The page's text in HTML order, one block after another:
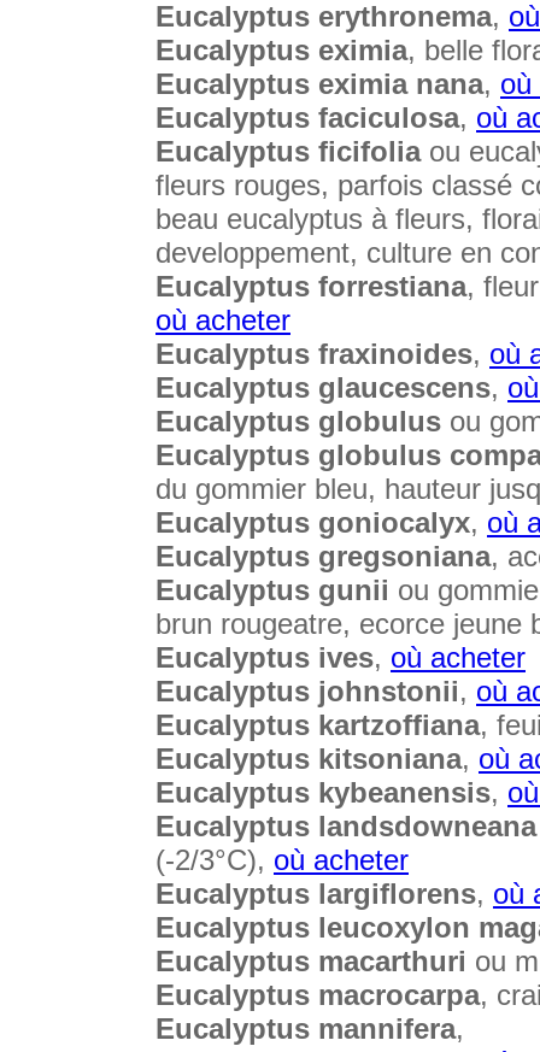
Eucalyptus erythronema,
Eucalyptus eximia, belle
Eucalyptus eximia nana, où
Eucalyptus faciculosa, où
Eucalyptus ficifoliaou
fleurs rouges, parfois classé
beau eucalyptus à fleurs,
developpement, culture en
Eucalyptus forrestiana,
où acheter
Eucalyptus fraxinoides, où
Eucalyptus glaucescens,
Eucalyptus globulus ou
Eucalyptus globulus
du gommier bleu, hauteur
Eucalyptus goniocalyx, où
Eucalyptus gregsoniana,
Eucalyptus gunii ou
brun rougeatre, ecorce jeune
Eucalyptus ives, où acheter
Eucalyptus johnstonii, où
Eucalyptus kartzoffiana,
Eucalyptus kitsoniana, où
Eucalyptus kybeanensis,
Eucalyptus
(-2/3°C), où acheter
Eucalyptus largiflorens, où
Eucalyptus leucoxylon
Eucalyptus macarthuri ou
Eucalyptus macrocarpa,
Eucalyptus mannifera,